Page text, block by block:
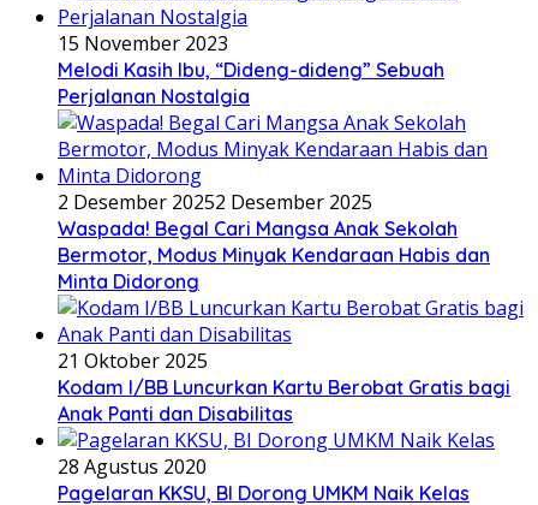
15 November 2023
Melodi Kasih Ibu, “Dideng-dideng” Sebuah
Perjalanan Nostalgia
2 Desember 20252 Desember 2025
Waspada! Begal Cari Mangsa Anak Sekolah
Bermotor, Modus Minyak Kendaraan Habis dan
Minta Didorong
21 Oktober 2025
Kodam I/BB Luncurkan Kartu Berobat Gratis bagi
Anak Panti dan Disabilitas
28 Agustus 2020
Pagelaran KKSU, BI Dorong UMKM Naik Kelas